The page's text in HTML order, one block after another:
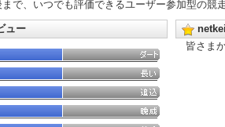
で、いつでも評価できるユーザー参加型の競
ュー
皆さま